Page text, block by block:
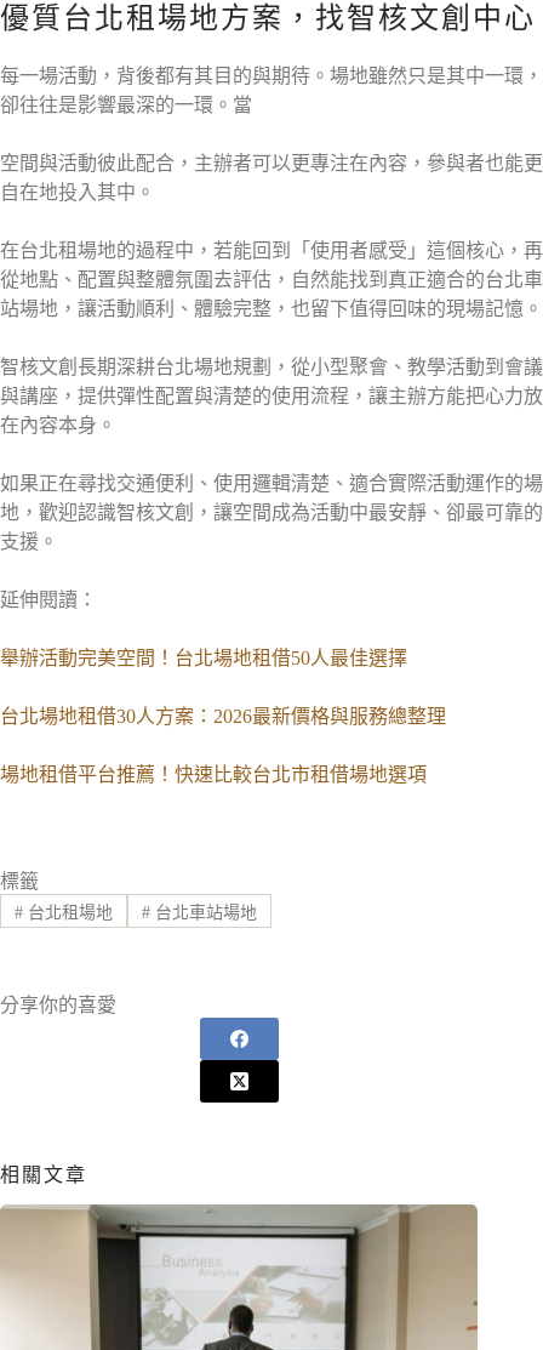
優質台北租場地方案，找智核文創中心
每一場活動，背後都有其目的與期待。場地雖然只是其中一環，
卻往往是影響最深的一環。當
空間與活動彼此配合，主辦者可以更專注在內容，參與者也能更
自在地投入其中。
在台北租場地的過程中，若能回到「使用者感受」這個核心，再
從地點、配置與整體氛圍去評估，自然能找到真正適合的台北車
站場地，讓活動順利、體驗完整，也留下值得回味的現場記憶。
智核文創長期深耕台北場地規劃，從小型聚會、教學活動到會議
與講座，提供彈性配置與清楚的使用流程，讓主辦方能把心力放
在內容本身。
如果正在尋找交通便利、使用邏輯清楚、適合實際活動運作的場
地，歡迎認識智核文創，讓空間成為活動中最安靜、卻最可靠的
支援。
延伸閱讀：
舉辦活動完美空間！台北場地租借50人最佳選擇
台北場地租借30人方案：2026最新價格與服務總整理
場地租借平台推薦！快速比較台北市租借場地選項
標籤
#台北租場地 #台北車站場地
分享你的喜愛
相關文章